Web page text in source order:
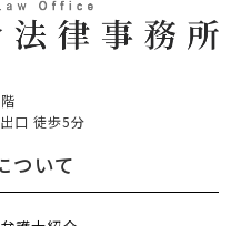
口 徒歩5分
ついて